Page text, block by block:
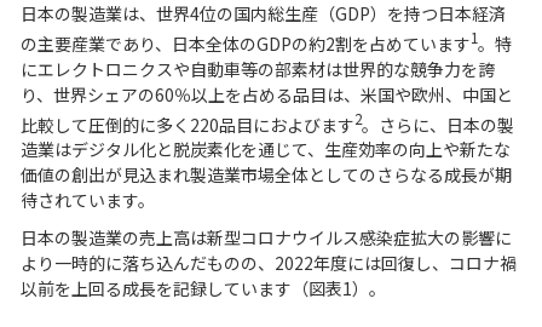
日本の製造業は、世界4位の国内総生産（GDP）を持つ日本経済
の主要産業であり、日本全体のGDPの約2割を占めています1。特
にエレクトロニクスや自動車等の部素材は世界的な競争力を誇
り、世界シェアの60％以上を占める品目は、米国や欧州、中国と
比較して圧倒的に多く220品目におよびます2。さらに、日本の製
造業はデジタル化と脱炭素化を通じて、生産効率の向上や新たな
価値の創出が見込まれ製造業市場全体としてのさらなる成長が期
待されています。
日本の製造業の売上高は新型コロナウイルス感染症拡大の影響に
より一時的に落ち込んだものの、2022年度には回復し、コロナ禍
以前を上回る成長を記録しています（図表1）。